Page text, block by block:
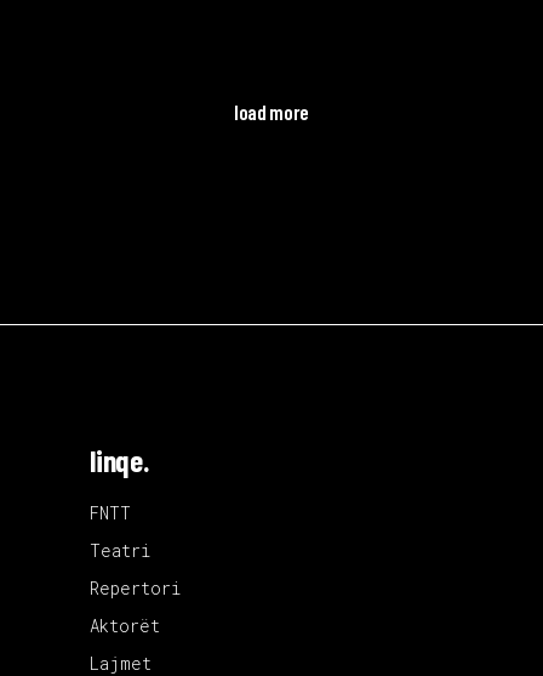
load more
linqe.
FNTT
Teatri
Repertori
Aktorët
Lajmet